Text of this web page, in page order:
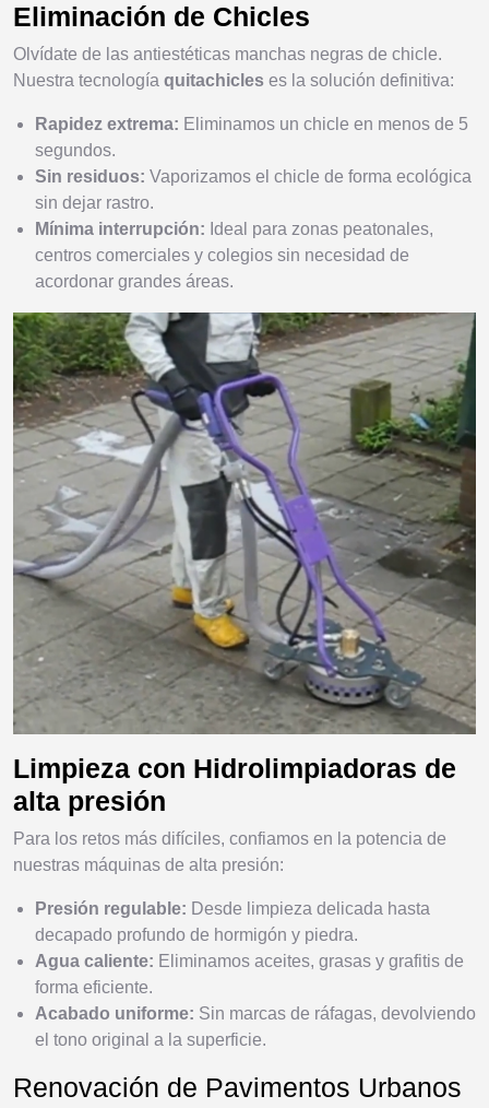
Eliminación de Chicles
Olvídate de las antiestéticas manchas negras de chicle.
Nuestra tecnología quitachicles es la solución definitiva:
Rapidez extrema: Eliminamos un chicle en menos de 5
segundos.
Sin residuos: Vaporizamos el chicle de forma ecológica
sin dejar rastro.
Mínima interrupción: Ideal para zonas peatonales,
centros comerciales y colegios sin necesidad de
acordonar grandes áreas.
Limpieza con Hidrolimpiadoras de
alta presión
Para los retos más difíciles, confiamos en la potencia de
nuestras máquinas de alta presión:
Presión regulable: Desde limpieza delicada hasta
decapado profundo de hormigón y piedra.
Agua caliente: Eliminamos aceites, grasas y grafitis de
forma eficiente.
Acabado uniforme: Sin marcas de ráfagas, devolviendo
el tono original a la superficie.
Renovación de Pavimentos Urbanos